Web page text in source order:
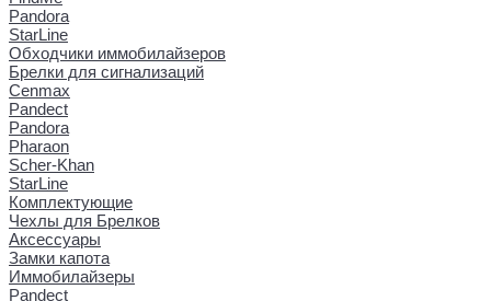
Pandora
StarLine
Обходчики иммобилайзеров
Брелки для сигнализаций
Cenmax
Pandect
Pandora
Pharaon
Scher-Khan
StarLine
Комплектующие
Чехлы для Брелков
Аксессуары
Замки капота
Иммобилайзеры
Pandect